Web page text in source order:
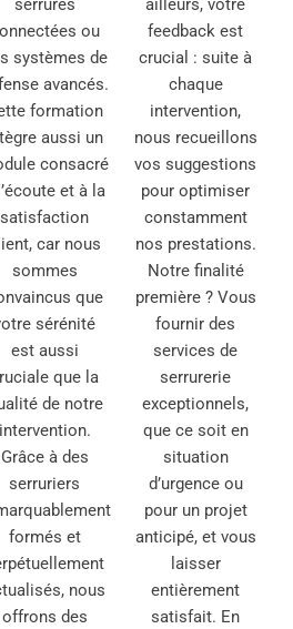
serrures
ou
systèmes de
avancés.
formation
aussi un
consacré
et à la
satisfaction
car nous
sommes
que
sérénité
est aussi
que la
de notre
intervention.
Grâce à des
serruriers
formés et
nous
offrons des
ailleurs, votre
feedback est
crucial : suite à
chaque
intervention,
nous recueillons
vos suggestions
pour optimiser
constamment
nos prestations.
Notre finalité
première ? Vous
fournir des
services de
serrurerie
exceptionnels,
que ce soit en
situation
d’urgence ou
pour un projet
anticipé, et vous
laisser
entièrement
satisfait. En